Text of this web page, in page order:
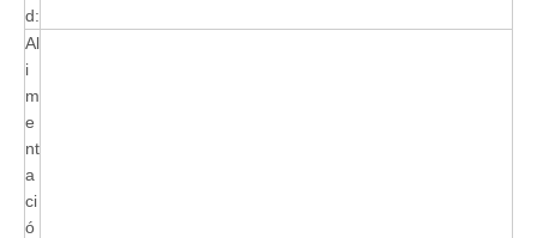
d:
Al
i
m
e
nt
a
ci
ó